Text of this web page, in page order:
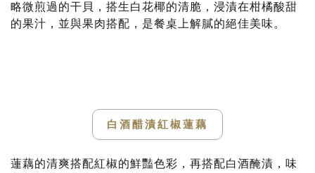
略微煎過的干貝，搭生白花椰的清脆，浸漬在柑橘酸甜
的果汁，並與果肉搭配，是餐桌上解膩的絕佳美味。
白酒醋漬紅椒蓮藕
蓮藕的清爽搭配紅椒的鮮豔色彩，再搭配白酒醃漬，味